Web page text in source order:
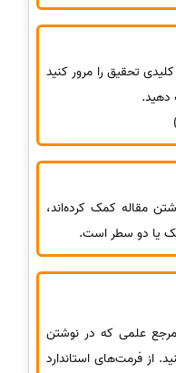
تحقیق را مرور کنید
دهید.
مقاله کمک کرده‌اند،
یا دو سطر است.
در این بخش، لیستی از 20 الی 30 مرجع علمی که در نوشتن
از فرمت‌های استاندارد